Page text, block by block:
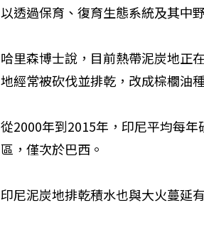
以透過保育、復育生態系統及其中
哈里森博士說，目前熱帶泥炭地正
地經常被砍伐並排乾，改成棕櫚油
從2000年到2015年，印尼平均每
區，僅次於巴西。
印尼泥炭地排乾積水也與大火蔓延